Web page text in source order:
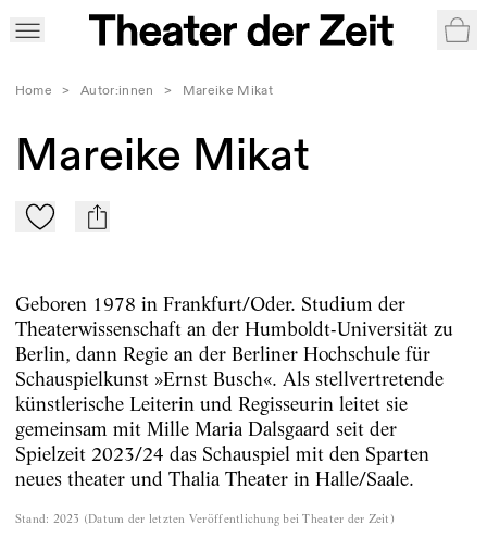
Home > Autor:innen > Mareike Mikat
Mareike Mikat
Zu Mein-TdZ hinzufügen
mail
Geboren 1978 in Frankfurt/Oder. Studium der
Theaterwissenschaft an der Humboldt-Universität zu
Berlin, dann Regie an der Berliner Hochschule für
Schauspielkunst »Ernst Busch«. Als stellvertretende
künstlerische Leiterin und Regisseurin leitet sie
gemeinsam mit Mille Maria Dalsgaard seit der
Spielzeit 2023/24 das Schauspiel mit den Sparten
neues theater und Thalia Theater in Halle/Saale.
Stand: 2023 (Datum der letzten Veröffentlichung bei Theater der Zeit )